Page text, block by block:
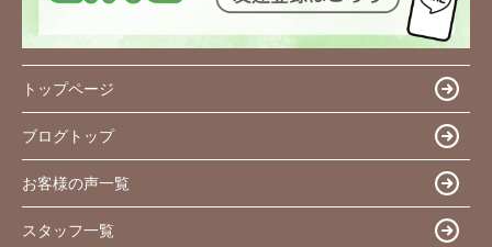
トップページ
ブログトップ
お客様の声一覧
スタッフ一覧